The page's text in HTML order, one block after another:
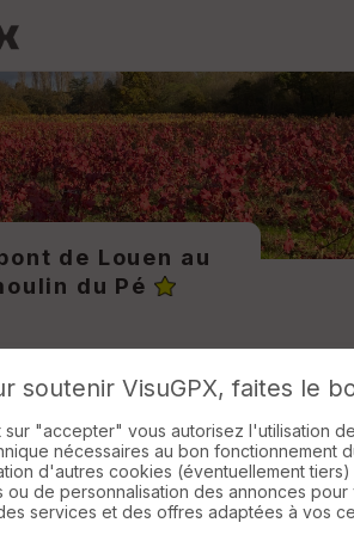
de Louen au
du Pé
de la randonnée :
soutenir VisuGPX, faites le
sur "accepter" vous autorisez l'utilisation
nécessaires au bon fonctionnement
d'autres cookies (éventuellement
ou de personnalisation des annonces pour
services et des offres adaptées à vos